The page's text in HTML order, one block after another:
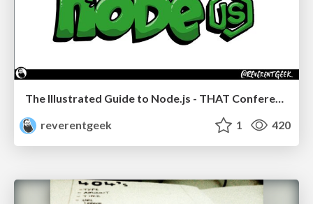
The Illustrated Guide to Node.js - THAT Conference 2024
reverentgeek
1 420